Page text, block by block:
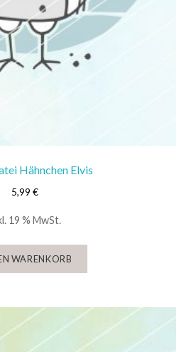
Hähnchen Elvis
5,99 €
19 % MwSt.
WARENKORB